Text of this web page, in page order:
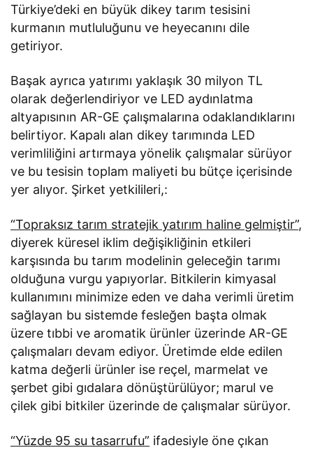
Türkiye’deki en büyük dikey tarım tesisini
kurmanın mutluluğunu ve heyecanını dile
getiriyor.
Başak ayrıca yatırımı yaklaşık 30 milyon TL
olarak değerlendiriyor ve LED aydınlatma
altyapısının AR-GE çalışmalarına odaklandıklarını
belirtiyor. Kapalı alan dikey tarımında LED
verimliliğini artırmaya yönelik çalışmalar sürüyor
ve bu tesisin toplam maliyeti bu bütçe içerisinde
yer alıyor. Şirket yetkilileri,:
“Topraksız tarım stratejik yatırım haline gelmiştir”,
diyerek küresel iklim değişikliğinin etkileri
karşısında bu tarım modelinin geleceğin tarımı
olduğuna vurgu yapıyorlar. Bitkilerin kimyasal
kullanımını minimize eden ve daha verimli üretim
sağlayan bu sistemde fesleğen başta olmak
üzere tıbbi ve aromatik ürünler üzerinde AR-GE
çalışmaları devam ediyor. Üretimde elde edilen
katma değerli ürünler ise reçel, marmelat ve
şerbet gibi gıdalara dönüştürülüyor; marul ve
çilek gibi bitkiler üzerinde de çalışmalar sürüyor.
“Yüzde 95 su tasarrufu” ifadesiyle öne çıkan